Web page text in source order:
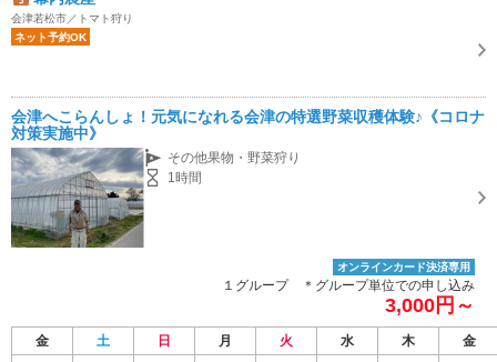
会津若松市／トマト狩り
ネット予約OK
会津へこらんしょ！元気になれる会津の特選野菜収穫体験♪《コロナ
対策実施中》
その他果物・野菜狩り
1時間
オンラインカード決済専用
１グループ ＊グループ単位での申し込み
3,000円～
金 土 日 月 火 水 木
金